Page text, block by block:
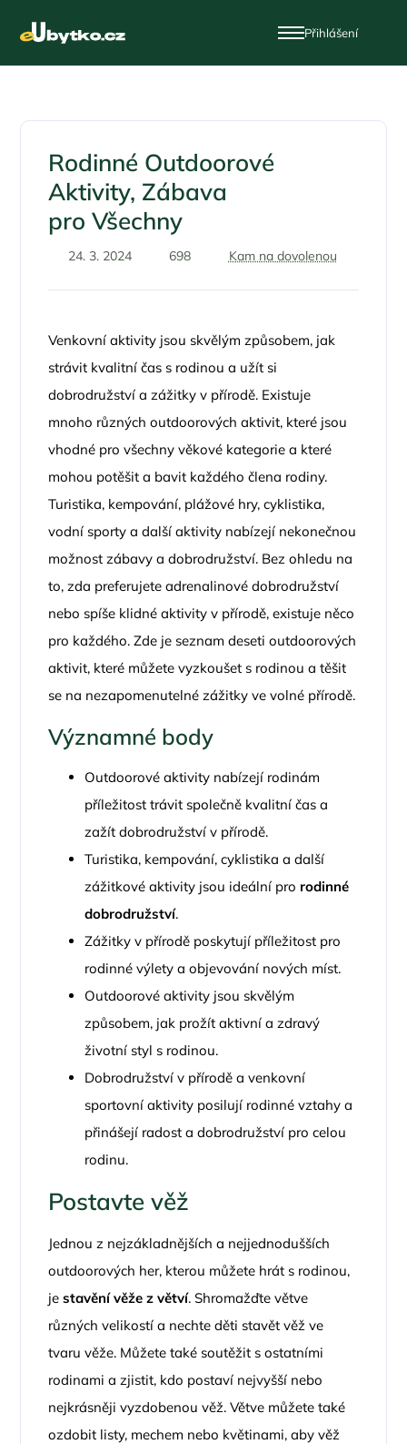
Přihlášení
Rodinné Outdoorové
Aktivity, Zábava
pro Všechny
24. 3. 2024 698 Kam na dovolenou
Venkovní aktivity jsou skvělým způsobem, jak
strávit kvalitní čas s rodinou a užít si
dobrodružství a zážitky v přírodě. Existuje
mnoho různých outdoorových aktivit, které jsou
vhodné pro všechny věkové kategorie a které
mohou potěšit a bavit každého člena rodiny.
Turistika, kempování, plážové hry, cyklistika,
vodní sporty a další aktivity nabízejí nekonečnou
možnost zábavy a dobrodružství. Bez ohledu na
to, zda preferujete adrenalinové dobrodružství
nebo spíše klidné aktivity v přírodě, existuje něco
pro každého. Zde je seznam deseti outdoorových
aktivit, které můžete vyzkoušet s rodinou a těšit
se na nezapomenutelné zážitky ve volné přírodě.
Významné body
Outdoorové aktivity nabízejí rodinám
příležitost trávit společně kvalitní čas a
zažít dobrodružství v přírodě.
Turistika, kempování, cyklistika a další
zážitkové aktivity jsou ideální pro rodinné
dobrodružství.
Zážitky v přírodě poskytují příležitost pro
rodinné výlety a objevování nových míst.
Outdoorové aktivity jsou skvělým
způsobem, jak prožít aktivní a zdravý
životní styl s rodinou.
Dobrodružství v přírodě a venkovní
sportovní aktivity posilují rodinné vztahy a
přinášejí radost a dobrodružství pro celou
rodinu.
Postavte věž
Jednou z nejzákladnějších a nejjednodušších
outdoorových her, kterou můžete hrát s rodinou,
jestavění věže z větví. Shromažďte větve
různých velikostí a nechte děti stavět věž ve
tvaru věže. Můžete také soutěžit s ostatními
rodinami a zjistit, kdo postaví nejvyšší nebo
nejkrásněji vyzdobenou věž. Větve můžete také
ozdobit listy, mechem nebo květinami, aby věž